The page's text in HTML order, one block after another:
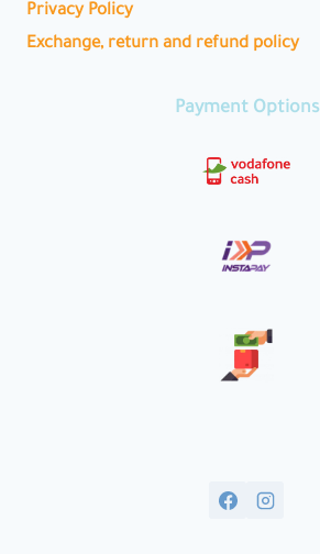
Privacy Policy
Exchange, return and refund policy
Payment Options